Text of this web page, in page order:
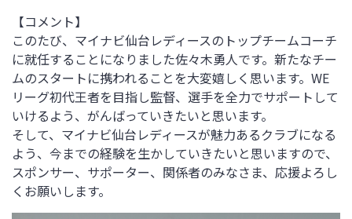
【コメント】
このたび、マイナビ仙台レディースのトップチームコーチ
に就任することになりました佐々木勇人です。新たなチー
ムのスタートに携われることを大変嬉しく思います。 WE
リーグ初代王者を目指し監督、選手を全力でサポートして
いけるよう、がんばっていきたいと思います。
そして、マイナビ仙台レディースが魅力あるクラブになる
よう、今までの経験を生かしていきたいと思いますので、
スポンサー、サポーター、関係者のみなさま、応援よろし
くお願いします。